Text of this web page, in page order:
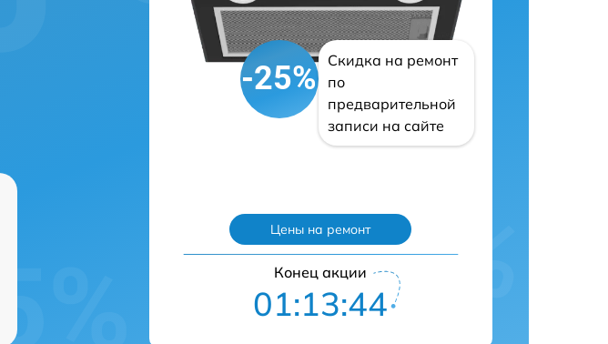
-25%
Скидка на ремонт
по
предварительной
записи на сайте
Цены на ремонт
Конец акции
01:13:43